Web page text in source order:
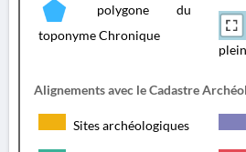
polygone du
toponyme Chronique
Alignements avec le Cadastre
Sites archéologiques